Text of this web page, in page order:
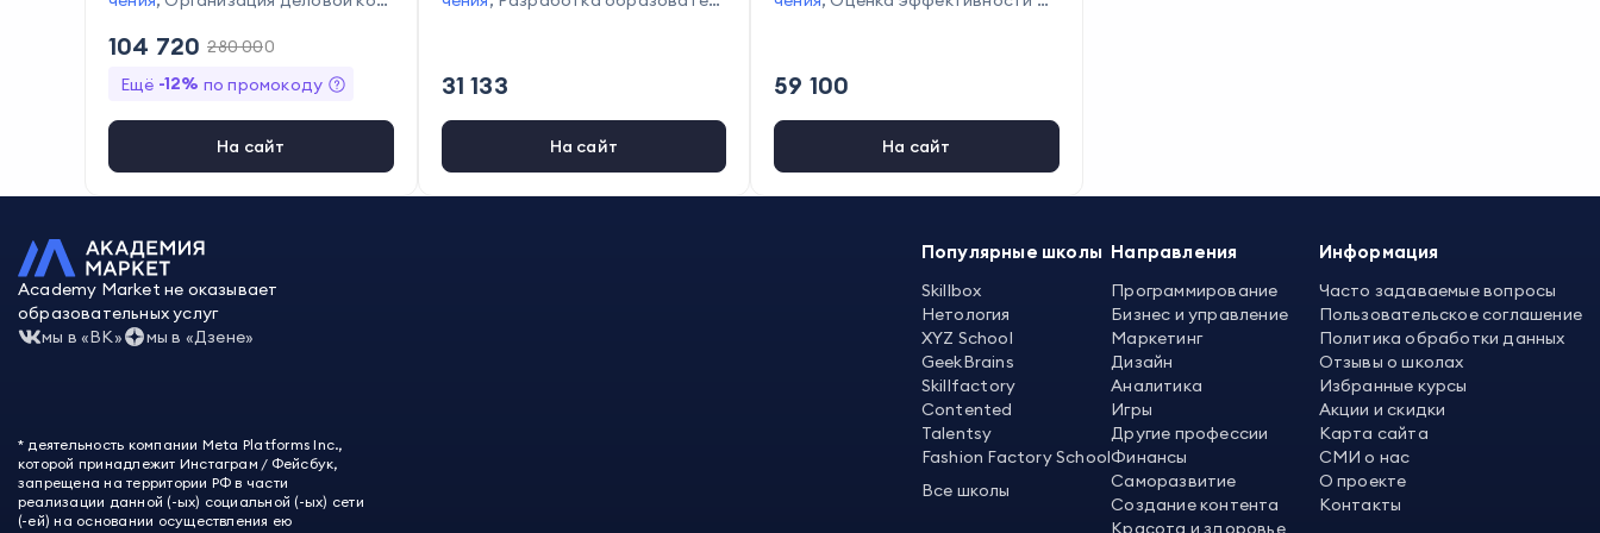
ии,Проведение тренингов
ние конфликтных ситуаций,
ка эффективности работы персо
нала,Постановка целей и задач,
Мотивация сотрудников
р персонала
104 720 280 000
Ещё -12% по промокоду
На сайт
анирование и организация време
ни
31 133
На сайт
59 100
На сайт
Academy Market не оказывает
образовательных услуг
мы в «ВК»
мы в «Дзене»
* деятельность компании Meta Platforms Inc.,
которой принадлежит Инстаграм / Фейсбук,
запрещена на территории РФ в части
реализации данной (-ых) социальной (-ых) сети
(-ей) на основании осуществления ею
Популярные школы
Все школы
Skillbox
Нетология
XYZ School
GeekBrains
Skillfactory
Contented
Talentsy
Fashion Factory School
Направления
Программирование
Бизнес и управление
Маркетинг
Дизайн
Аналитика
Игры
Другие профессии
Финансы
Саморазвитие
Создание контента
Красота и здоровье
Информация
Часто задаваемые вопросы
Пользовательское соглашение
Политика обработки данных
Отзывы о школах
Избранные курсы
Акции и скидки
Карта сайта
СМИ о нас
О проекте
Контакты